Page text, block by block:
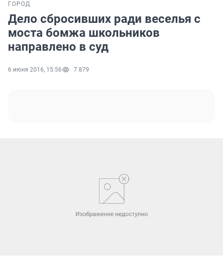
ГОРОД
Дело сбросивших ради веселья с
моста бомжа школьников
направлено в суд
6 июня 2016, 15:56 7 879